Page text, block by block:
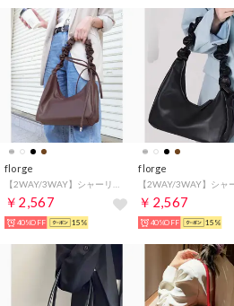
florge
￥2,567
40%OFF 15%
florge
￥2,567
40%OFF 15%